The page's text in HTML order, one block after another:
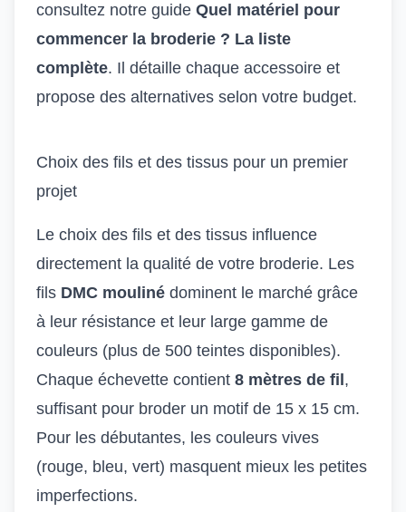
consultez notre guide Quel matériel pour
commencer la broderie ? La liste
complète. Il détaille chaque accessoire et
propose des alternatives selon votre budget.
Choix des fils et des tissus pour un premier
projet
Le choix des fils et des tissus influence
directement la qualité de votre broderie. Les
fils DMC mouliné dominent le marché grâce
à leur résistance et leur large gamme de
couleurs (plus de 500 teintes disponibles).
Chaque échevette contient 8 mètres de fil ,
suffisant pour broder un motif de 15 x 15 cm.
Pour les débutantes, les couleurs vives
(rouge, bleu, vert) masquent mieux les petites
imperfections.